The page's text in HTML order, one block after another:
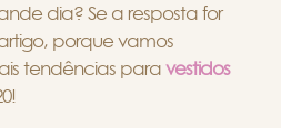
dia? Se a resposta for
porque vamos
tendências para vestidos